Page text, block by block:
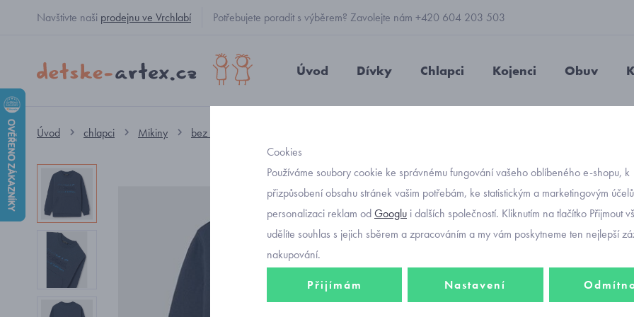
Navštivte naši prodejnu ve Vrchlabí Potřebujete poradit s výběrem? Zavolejte nám +420 604 203 503
Úvod Dívky Chlapci Kojenci Obuv
Úvod chlapci Mikiny bez kapuce
Objednávací
698
Cookies
Používáme soubory cookie ke správnému fungování vašeho oblíbeného e-shopu, k
přizpůsobení obsahu stránek vašim potřebám, ke statistickým a marketingovým
personalizaci reklam odGooglu i dalších společností. Kliknutím na tlačítko Přijmout
udělíte souhlas s jejich sběrem a zpracováním a my vám poskytneme ten nejlepší
nakupování.
Přijímám Nastavení